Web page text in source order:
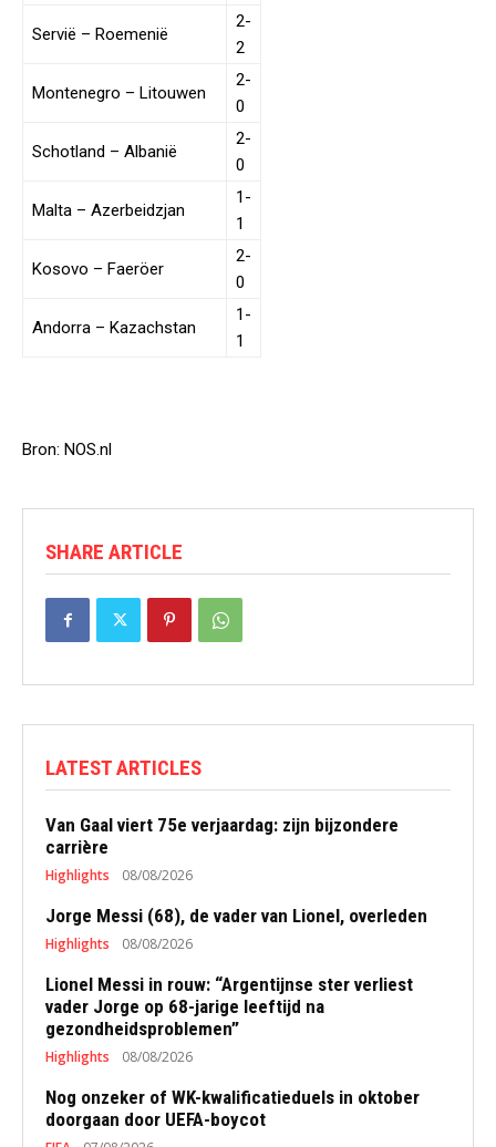
Servië – Roemenië
2-
2
Montenegro – Litouwen
2-
0
Schotland – Albanië
2-
0
Malta – Azerbeidzjan
1-
1
Kosovo – Faeröer
2-
0
Andorra – Kazachstan
1-
1
Bron: NOS.nl
SHARE ARTICLE
LATEST ARTICLES
Van Gaal viert 75e verjaardag: zijn bijzondere
carrière
Highlights 08/08/2026
Jorge Messi (68), de vader van Lionel, overleden
Highlights 08/08/2026
Lionel Messi in rouw: “Argentijnse ster verliest
vader Jorge op 68-jarige leeftijd na
gezondheidsproblemen”
Highlights 08/08/2026
Nog onzeker of WK-kwalificatieduels in oktober
doorgaan door UEFA-boycot